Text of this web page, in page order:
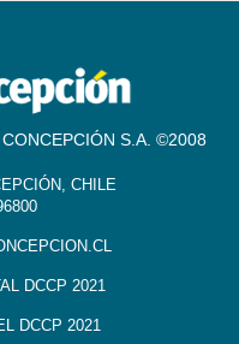
S.A. ©2008
CHILE
DCCP 2021
DCCP 2021